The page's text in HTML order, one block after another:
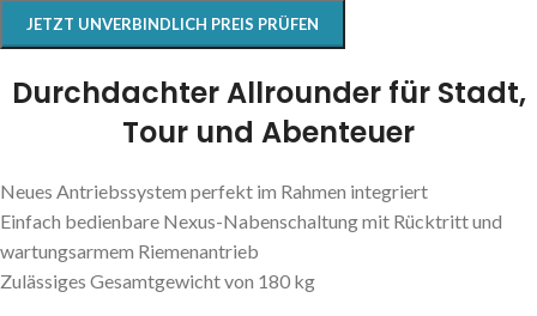
JETZT UNVERBINDLICH PREIS PRÜFEN
Durchdachter Allrounder für Stadt,
Tour und Abenteuer
Neues Antriebssystem perfekt im Rahmen integriert
Einfach bedienbare Nexus-Nabenschaltung mit Rücktritt und
wartungsarmem Riemenantrieb
Zulässiges Gesamtgewicht von 180 kg